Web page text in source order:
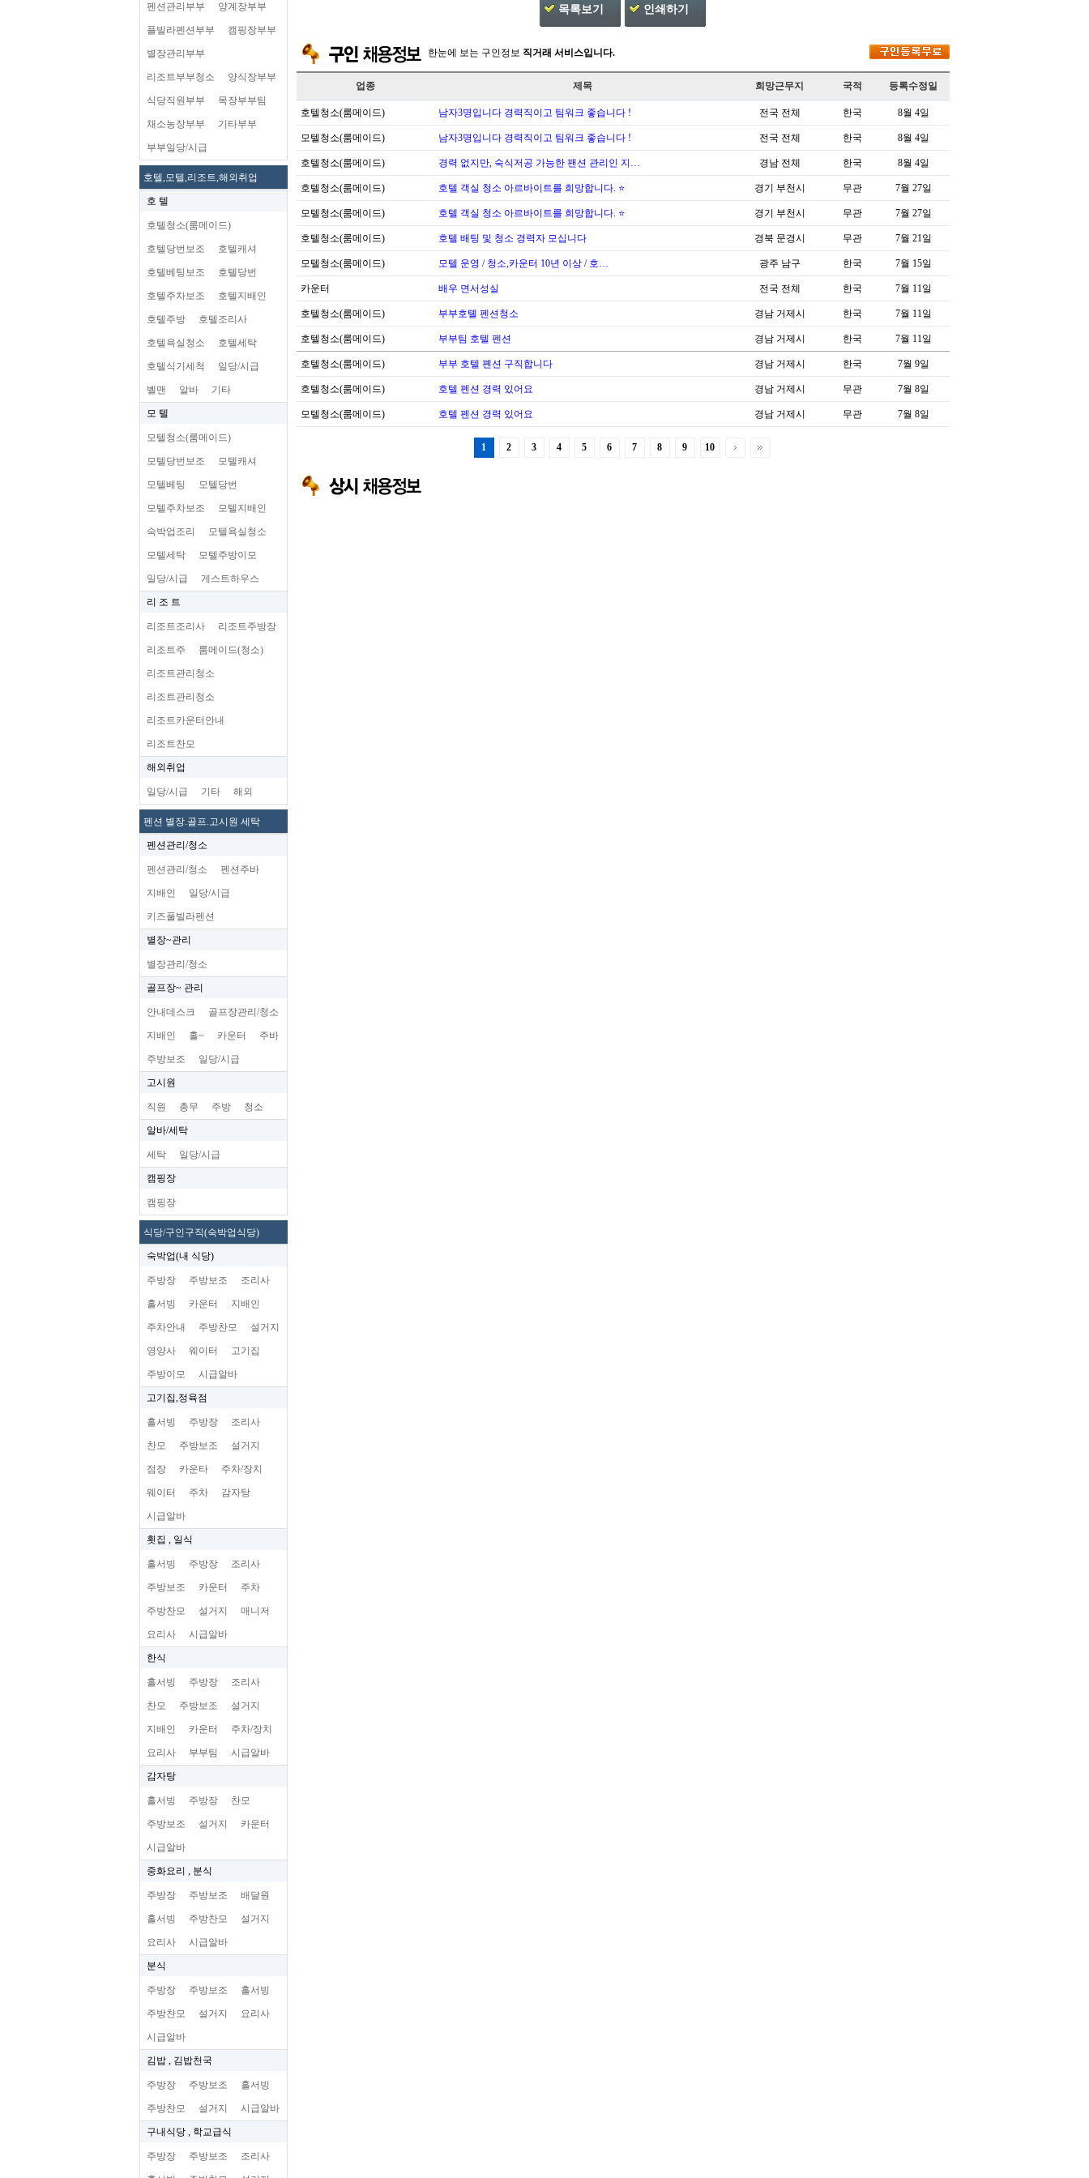
펜션관리부부 양계장부부
플빌라펜션부부 캠핑장부부
별장관리부부
리조트부부청소 양식장부부
식당직원부부 목장부부팀
채소농장부부 기타부부
부부일당/시급
호텔,모텔,리조트,해외취업
호 텔
호텔청소(룸메이드)
호텔당번보조 호텔캐셔
호텔베팅보조 호텔당번
호텔주차보조 호텔지배인
호텔주방 호텔조리사
호텔욕실청소 호텔세탁
호텔식기세척 일당/시급
벨맨 알바 기타
모 텔
모텔청소(룸메이드)
모텔당번보조 모텔캐셔
모텔베팅 모텔당번
모텔주차보조 모텔지배인
숙박업조리 모텔욕실청소
모텔세탁 모텔주방이모
일당/시급 게스트하우스
리 조 트
리조트조리사 리조트주방장
리조트주 룸메이드(청소)
리조트관리청소
리조트관리청소
리조트카운터안내
리조트찬모
해외취업
일당/시급 기타 해외
펜션 별장.골프.고시원 세탁
펜션관리/청소
펜션관리/청소 펜션주바
지배인 일당/시급
키즈풀빌라펜션
별장~관리
별장관리/청소
골프장~ 관리
안내데스크 골프장관리/청소
지배인 홀~ 카운터 주바
주방보조 일당/시급
고시원
직원 총무 주방 청소
알바/세탁
세탁 일당/시급
캠핑장
캠핑장
식당/구인구직(숙박업식당)
숙박업(내 식당)
주방장 주방보조 조리사
홀서빙 카운터 지배인
주차안내 주방찬모 설거지
영양사 웨이터 고기집
주방이모 시급알바
고기집,정육점
홀서빙 주방장 조리사
찬모 주방보조 설거지
점장 카운타 주차/장치
웨이터 주차 감자탕
시급알바
횟집 , 일식
홀서빙 주방장 조리사
주방보조 카운터 주차
주방찬모 설거지 매니저
요리사 시급알바
한식
홀서빙 주방장 조리사
찬모 주방보조 설거지
지배인 카운터 주차/장치
요리사 부부팀 시급알바
감자탕
홀서빙 주방장 찬모
주방보조 설거지 카운터
시급알바
중화요리 , 분식
주방장 주방보조 배달원
홀서빙 주방찬모 설거지
요리사 시급알바
분식
주방장 주방보조 홀서빙
주방찬모 설거지 요리사
시급알바
김밥 , 김밥천국
주방장 주방보조 홀서빙
주방찬모 설거지 시급알바
구내식당 , 학교급식
주방장 주방보조 조리사
목록보기 인쇄하기
한눈에 보는 구인정보 직거래 서비스입니다.
업종 제목 희망근무지 국적 등록수정일
호텔청소(룸메이드) 남자3명입니다 경력직이고 팀워크 좋습니다 ! 전국 전체 한국 8월 4일
모텔청소(룸메이드) 남자3명입니다 경력직이고 팀워크 좋습니다 ! 전국 전체 한국 8월 4일
호텔청소(룸메이드) 경력 없지만, 숙식저공 가능한 팬션 관리인 지… 경남 전체 한국 8월 4일
호텔청소(룸메이드) 호텔 객실 청소 아르바이트를 희망합니다. ⭐ 경기 부천시 무관 7월 27일
모텔청소(룸메이드) 호텔 객실 청소 아르바이트를 희망합니다. ⭐ 경기 부천시 무관 7월 27일
호텔청소(룸메이드) 호텔 배팅 및 청소 경력자 모십니다 경북 문경시 무관 7월 21일
모텔청소(룸메이드) 모텔 운영 / 청소,카운터 10년 이상 / 호… 광주 남구 한국 7월 15일
카운터 배우 면서성실 전국 전체 한국 7월 11일
호텔청소(룸메이드) 부부호톌 펜션청소 경남 거제시 한국 7월 11일
호텔청소(룸메이드) 부부팀 호텔 펜션 경남 거제시 한국 7월 11일
호텔청소(룸메이드) 부부 호텔 폔션 구직합니다 경남 거제시 한국 7월 9일
호텔청소(룸메이드) 호텔 펜션 경력 있어요 경남 거제시 무관 7월 8일
모텔청소(룸메이드) 호텔 펜션 경력 있어요 경남 거제시 무관 7월 8일
1 2 3 4 5 6 7 8 9 10